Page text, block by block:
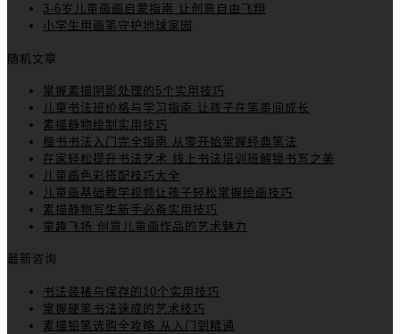
3-6岁儿童画画启蒙指南 让创意自由飞翔
小学生用画笔守护地球家园
随机文章
掌握素描阴影处理的5个实用技巧
儿童书法班价格与学习指南 让孩子在笔墨间成长
素描静物绘制实用技巧
楷书书法入门完全指南 从零开始掌握经典笔法
在家轻松提升书法艺术 线上书法培训班解锁书写之美
儿童画色彩搭配技巧大全
儿童画基础教学视频让孩子轻松掌握绘画技巧
素描静物写生新手必备实用技巧
童趣飞扬 创意儿童画作品的艺术魅力
最新咨询
书法装裱与保存的10个实用技巧
掌握硬笔书法速成的艺术技巧
素描铅笔选购全攻略 从入门到精通